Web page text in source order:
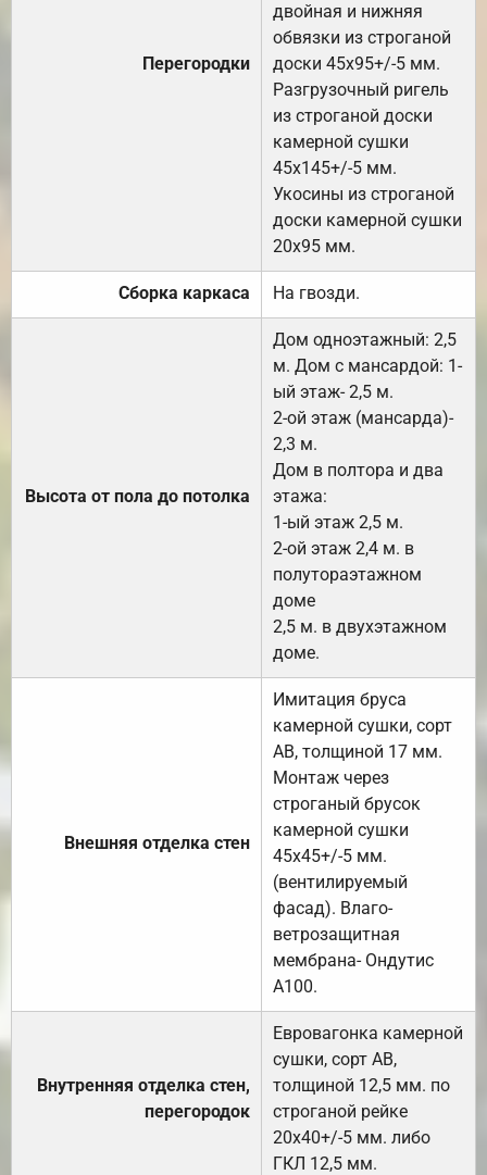
Перегородки
двойная и нижняя
обвязки из строганой
доски 45х95+/-5 мм.
Разгрузочный ригель
из строганой доски
камерной сушки
45х145+/-5 мм.
Укосины из строганой
доски камерной сушки
20х95 мм.
Сборка каркаса На гвозди.
Высота от пола до потолка
Дом одноэтажный: 2,5
м. Дом с мансардой: 1-
ый этаж- 2,5 м.
2-ой этаж (мансарда)-
2,3 м.
Дом в полтора и два
этажа:
1-ый этаж 2,5 м.
2-ой этаж 2,4 м. в
полутораэтажном
доме
2,5 м. в двухэтажном
доме.
Внешняя отделка стен
Имитация бруса
камерной сушки, сорт
АВ, толщиной 17 мм.
Монтаж через
строганый брусок
камерной сушки
45х45+/-5 мм.
(вентилируемый
фасад). Влаго-
ветрозащитная
мембрана- Ондутис
А100.
Внутренняя отделка стен,
перегородок
Евровагонка камерной
сушки, сорт АВ,
толщиной 12,5 мм. по
строганой рейке
20х40+/-5 мм. либо
ГКЛ 12,5 мм.